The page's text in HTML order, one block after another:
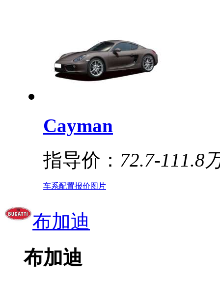
Cayman
指导价： 72.7-111.8
车系配置报价图片
布加迪
布加迪